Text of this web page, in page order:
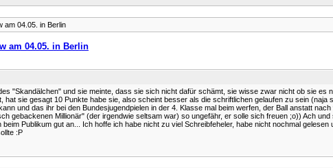
am 04.05. in Berlin
am 04.05. in Berlin
"Skandälchen" und sie meinte, dass sie sich nicht dafür schämt, sie wisse zwar nicht ob sie es
sie gesagt 10 Punkte habe sie, also scheint besser als die schriftlichen gelaufen zu sein (naja
und das ihr bei den Bundesjugendpielen in der 4. Klasse mal beim werfen, der Ball anstatt
gebackenen Millionär" (der irgendwie seltsam war) so ungefähr, er solle sich freuen ;o)) Ach
Publikum gut an... Ich hoffe ich habe nicht zu viel Schreibfeheler, habe nicht nochmal
:P